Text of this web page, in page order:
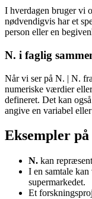
I hverdagen bruger vi
nødvendigvis har et
person eller en
N. i faglig
Når vi ser på N. | N.
numeriske værdier
defineret. Det kan
angive en variabel
Eksempler på
N. kan
I en samtale
supermarkedet.
Et